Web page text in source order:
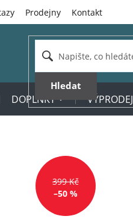
Prodejny Kontakt
Hledat
DOPLŇKY VÝPRODEJ
399 Kč
–50 %